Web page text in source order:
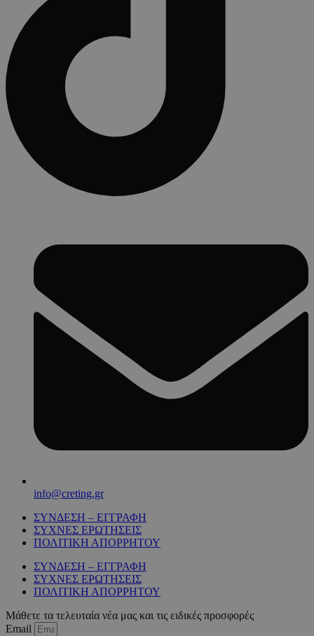
info@creting.gr
ΣΥΝΔΕΣΗ – ΕΓΓΡΑΦΗ
ΣΥΧΝΕΣ ΕΡΩΤΗΣΕΙΣ
ΠΟΛΙΤΙΚΗ ΑΠΟΡΡΗΤΟΥ
ΣΥΝΔΕΣΗ – ΕΓΓΡΑΦΗ
ΣΥΧΝΕΣ ΕΡΩΤΗΣΕΙΣ
ΠΟΛΙΤΙΚΗ ΑΠΟΡΡΗΤΟΥ
Μάθετε τα τελευταία νέα μας και τις ειδικές προσφορές
Email